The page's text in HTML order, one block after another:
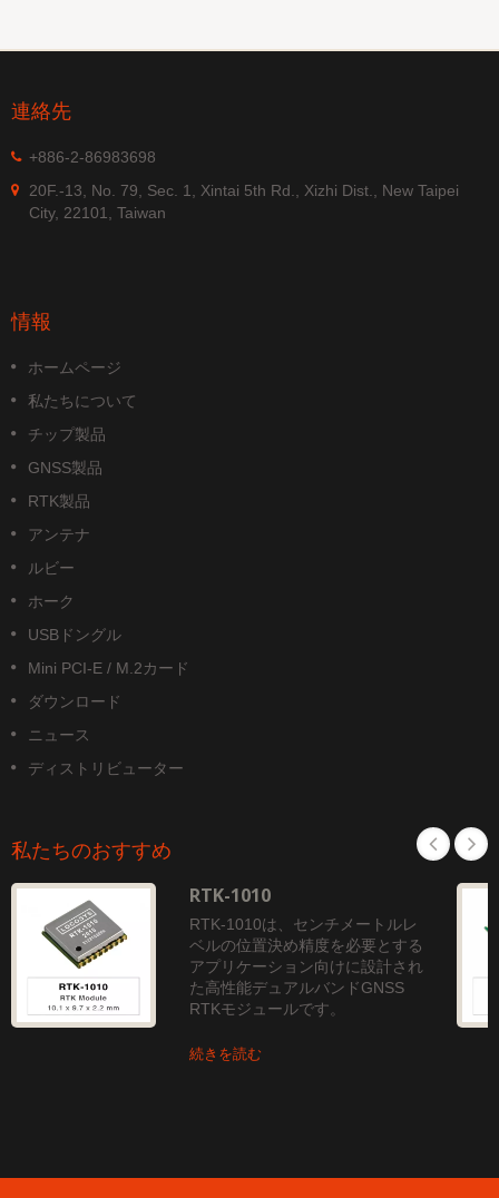
連絡先
+886-2-86983698
20F.-13, No. 79, Sec. 1, Xintai 5th Rd., Xizhi Dist., New Taipei
City, 22101, Taiwan
情報
ホームページ
私たちについて
チップ製品
GNSS製品
RTK製品
アンテナ
ルビー
ホーク
USBドングル
Mini PCI-E / M.2カード
ダウンロード
ニュース
ディストリビューター
私たちのおすすめ
RTK-1010
RTK-1010は、センチメートルレ
ベルの位置決め精度を必要とする
アプリケーション向けに設計され
た高性能デュアルバンドGNSS
RTKモジュールです。
続きを読む